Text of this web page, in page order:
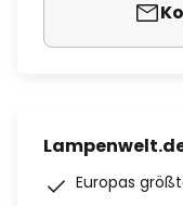
Europas